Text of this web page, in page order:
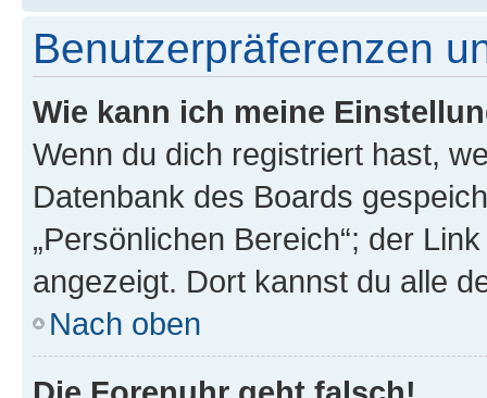
Benutzerpräferenzen
Wie kann ich meine
Wenn du dich registriert hast,
Datenbank des Boards
„Persönlichen Bereich“; der
angezeigt. Dort kannst du alle
Nach oben